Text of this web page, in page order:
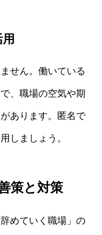
せん。働いている
、職場の空気や期
あります。匿名で
しましょう。
策と対策
めていく職場」の